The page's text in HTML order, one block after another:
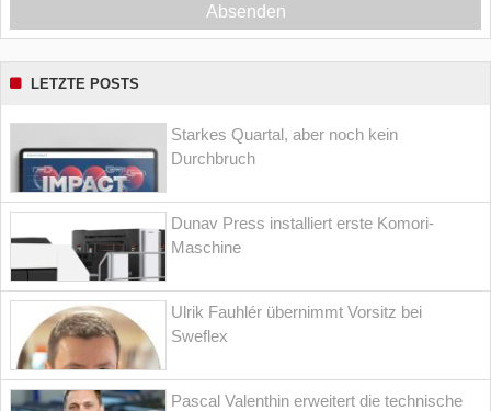
Absenden
LETZTE POSTS
Starkes Quartal, aber noch kein
Durchbruch
Dunav Press installiert erste Komori-
Maschine
Ulrik Fauhlér übernimmt Vorsitz bei
Sweflex
Pascal Valenthin erweitert die technische